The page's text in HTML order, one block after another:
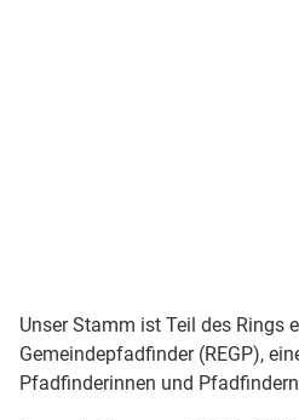
Unser Stamm ist Teil des Rings
Gemeindepfadfinder (REGP),
Pfadfinderinnen und